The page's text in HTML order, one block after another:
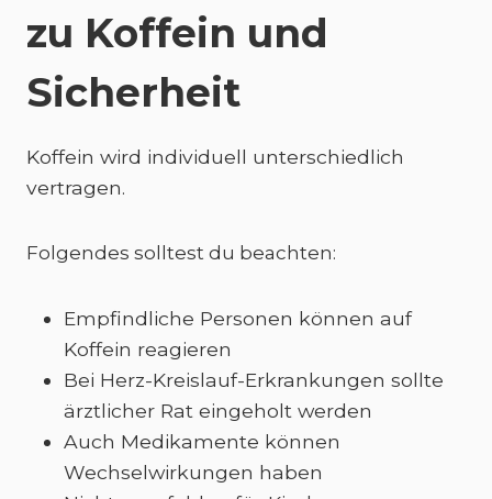
zu Koffein und
Sicherheit
Koffein wird individuell unterschiedlich
vertragen.
Folgendes solltest du beachten:
Empfindliche Personen können auf
Koffein reagieren
Bei Herz-Kreislauf-Erkrankungen sollte
ärztlicher Rat eingeholt werden
Auch Medikamente können
Wechselwirkungen haben